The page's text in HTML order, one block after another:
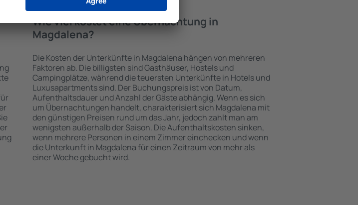
Wie viel kostet eine Übernachtung in
Magdalena?
Die Kosten der Unterkünfte in Magdalena hängen von mehreren
Faktoren ab. Die billigsten sind Gasthäuser, Hostels und
Campingplätze, während die teuersten Unterkünfte in Hotels und
Luxusapartments sind. Der Buchungspreis ist von Datum,
Aufenthaltsdauer und Anzahl der Gäste abhängig. Wenn es sich
um Übernachtungen handelt, charakterisiert sich Magdalena mit
den günstigen Preisen rund um das Jahr, jedoch zahlt man am
wenigsten außerhalb der Saison. Die Aufenthaltskosten sinken,
wenn mehrere Personen in einem Zimmer einchecken und wenn
die Unterkunft in Magdalena für einen Zeitraum von mehr als
einer Woche gebucht wird.